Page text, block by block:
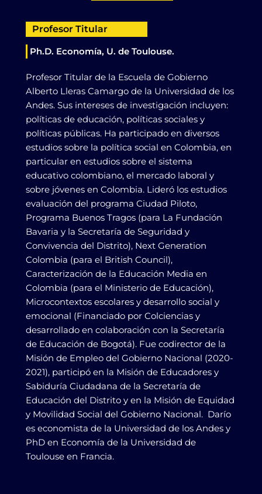
Profesor Titular
Ph.D. Economía, U. de Toulouse.
Profesor Titular de la Escuela de Gobierno
Alberto Lleras Camargo de la Universidad de los
Andes. Sus intereses de investigación incluyen:
políticas de educación, políticas sociales y
políticas públicas. Ha participado en diversos
estudios sobre la política social en Colombia, en
particular en estudios sobre el sistema
educativo colombiano, el mercado laboral y
sobre jóvenes en Colombia. Lideró los estudios
evaluación del programa Ciudad Piloto,
Programa Buenos Tragos (para La Fundación
Bavaria y la Secretaría de Seguridad y
Convivencia del Distrito), Next Generation
Colombia (para el British Council),
Caracterización de la Educación Media en
Colombia (para el Ministerio de Educación),
Microcontextos escolares y desarrollo social y
emocional (Financiado por Colciencias y
desarrollado en colaboración con la Secretaría
de Educación de Bogotá). Fue codirector de la
Misión de Empleo del Gobierno Nacional (2020-
2021), participó en la Misión de Educadores y
Sabiduría Ciudadana de la Secretaría de
Educación del Distrito y en la Misión de Equidad
y Movilidad Social del Gobierno Nacional. Darío
es economista de la Universidad de los Andes y
PhD en Economía de la Universidad de
Toulouse en Francia.